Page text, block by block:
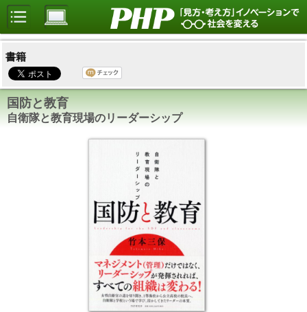
書籍
国防と教育
自衛隊と教育現場のリーダーシップ